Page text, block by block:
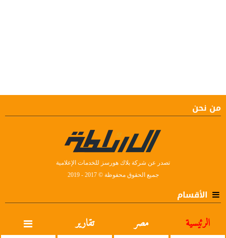
من نحن
تصدر عن شركة بلاك هورسز للخدمات الإعلامية
جميع الحقوق محفوظة © 2017 - 2019
الأقسام
الرئيسية مصر تقارير